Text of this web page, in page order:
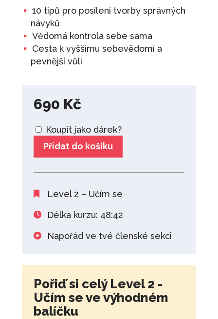
10 tipů pro posílení tvorby správných
návyků
Vědomá kontrola sebe sama
Cesta k vyššímu sebevědomí a
pevnější vůli
690 Kč
Koupit jako dárek?
Přidat do košíku
Level 2 – Učím se
Délka kurzu: 48:42
Napořád ve tvé členské sekci
Pořiď si celý Level 2 -
Učím se ve výhodném
balíčku